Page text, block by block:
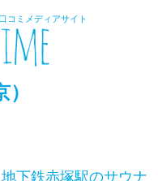
コミメディアサイト
地下鉄赤塚駅のサウナ